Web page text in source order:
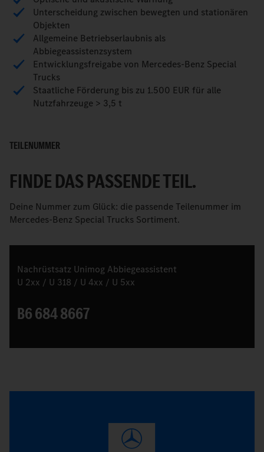
Unterscheidung zwischen bewegten und stationären
Objekten
Allgemeine Betriebserlaubnis als
Abbiegeassistenzsystem
Entwicklungsfreigabe von Mercedes-Benz Special
Trucks
Staatliche Förderung bis zu 1.500 EUR für alle
Nutzfahrzeuge > 3,5 t
TEILENUMMER
FINDE DAS PASSENDE TEIL.
Deine Nummer zum Glück: die passende Teilenummer im
Mercedes-Benz Special Trucks Sortiment.
Nachrüstsatz Unimog Abbiegeassistent
U 2xx / U 318 / U 4xx / U 5xx
B6 684 8667